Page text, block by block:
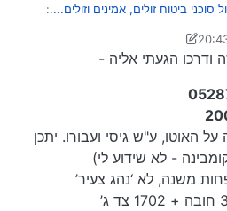
סוכני ביטוח זולים, אמינים וזולים....:
שנה למקיף ושנתיים לצד ג’
ודרכו הגעתי אליה -
האוטו, ע"ש גיסי ועבורו. יתכן
- לא שידוע לי)
משנה, לא ‘נהג צעיר’